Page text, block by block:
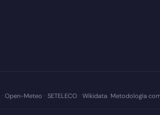
· Open-Meteo · SETELECO · Wikidata. Metodología